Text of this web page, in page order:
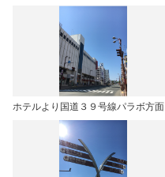
ホテルより国道３９号線パラボ方面